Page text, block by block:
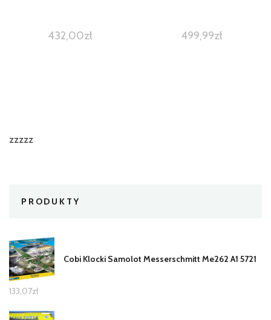
432,00zł 499,99zł
zzzzz
PRODUKTY
Cobi Klocki Samolot Messerschmitt Me262 A1 5721
133,07zł